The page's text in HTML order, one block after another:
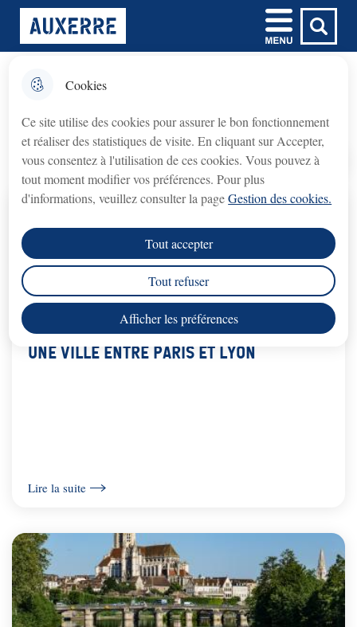
Cookies
Ce site utilise des cookies pour assurer le bon fonctionnement
et réaliser des statistiques de visite. En cliquant sur Accepter,
vous consentez à l'utilisation de ces cookies. Vous pouvez à
tout moment modifier vos préférences. Pour plus
d'informations, veuillez consulter la pageGestion des cookies.
Afficher les préférences
Tout accepter
Tout refuser
Aller
au
menu
Aller à la
recherche
Consulter le
plan du site
𝗙𝗲𝗿𝗺𝗲𝘁𝘂𝗿𝗲 𝘁𝗲𝗺𝗽𝗼𝗿𝗮𝗶𝗿𝗲 𝗱𝘂
𝗯𝘂𝗿𝗲𝗮𝘂 𝗱𝘂 𝗖𝗿𝗲́𝗱𝗶𝘁
𝗠𝘂𝗻𝗶𝗰𝗶𝗽𝗮𝗹 (𝗽𝗿𝗲̂𝘁 𝘀𝘂𝗿 𝗴𝗮𝗴𝗲)
Le bureau duCrédit Municipal (prêt sur gage)
serafermé du lundi 3 août au lundi 31 août 2026
inclus.
Le servicerouvrira le lundi 7 septembre 2026, aux
Nous vous remercions de votre compréhension.
Ville d'Auxerre Menu principal
Menu
Accueil
Une ville entre Paris et Lyon
Lire la suite